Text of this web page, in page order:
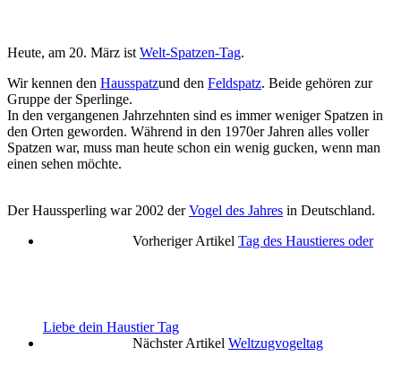
Heute, am 20. März ist Welt-Spatzen-Tag.
Wir kennen den Hausspatzund den Feldspatz. Beide gehören zur
Gruppe der Sperlinge.
In den vergangenen Jahrzehnten sind es immer weniger Spatzen in
den Orten geworden. Während in den 1970er Jahren alles voller
Spatzen war, muss man heute schon ein wenig gucken, wenn man
einen sehen möchte.
Der Haussperling war 2002 derVogel des Jahres in Deutschland.
Vorheriger Artikel Tag des Haustieres oder
Liebe dein Haustier Tag
Nächster Artikel Weltzugvogeltag